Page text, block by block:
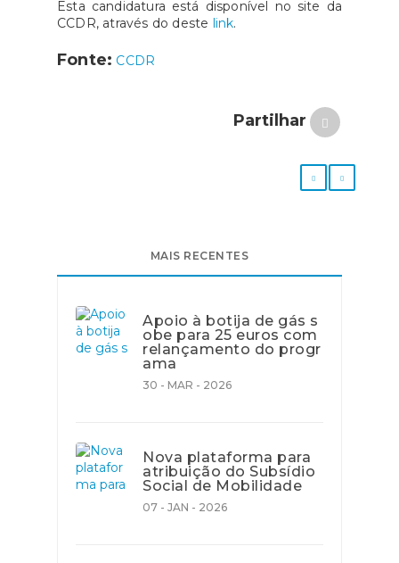
Esta candidatura está disponível no site da
CCDR, através do deste link.
Fonte: CCDR
Partilhar
MAIS RECENTES
Apoio à botija de gás s
obe para 25 euros com
relançamento do progr
ama
30 - MAR - 2026
Nova plataforma para
atribuição do Subsídio
Social de Mobilidade
07 - JAN - 2026